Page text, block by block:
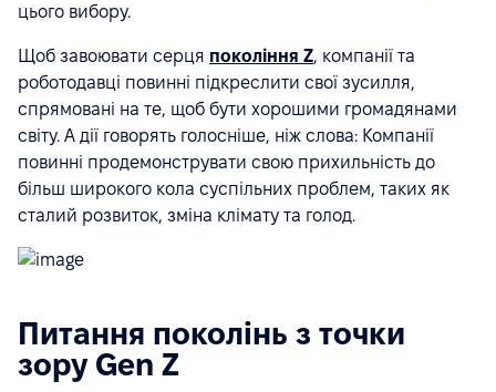
цього вибору.
Щоб завоювати серця покоління Z, компанії та
роботодавці повинні підкреслити свої зусилля,
спрямовані на те, щоб бути хорошими громадянами
світу. А дії говорять голосніше, ніж слова: Компанії
повинні продемонструвати свою прихильність до
більш широкого кола суспільних проблем, таких як
сталий розвиток, зміна клімату та голод.
Питання поколінь з точки
зору Gen Z